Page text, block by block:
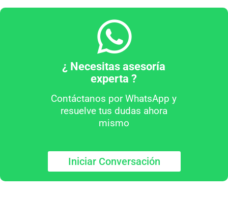
¿ Necesitas asesoría
experta ?
Contáctanos por WhatsApp y
resuelve tus dudas ahora
mismo
Iniciar Conversación